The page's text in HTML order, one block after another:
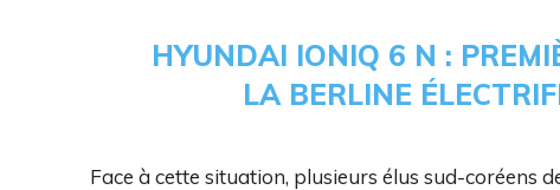
HYUNDAI IONIQ 6 N :
LA BERLINE
Face à cette situation, plusieurs élus sud-coréens